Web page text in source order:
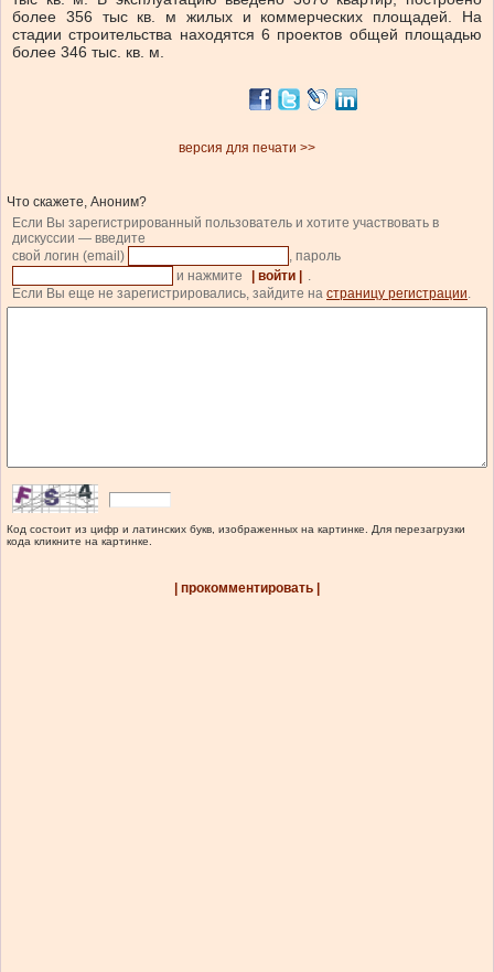
более 356 тыс кв. м жилых и коммерческих площадей. На
стадии строительства находятся 6 проектов общей площадью
более 346 тыс. кв. м.
версия для печати >>
Что скажете, Аноним?
Если Вы зарегистрированный пользователь и хотите участвовать в
дискуссии — введите
свой логин (email)
, пароль
и нажмите
| войти |
.
Если Вы еще не зарегистрировались, зайдите на страницу регистрации.
Код состоит из цифр и латинских букв, изображенных на картинке. Для перезагрузки
кода кликните на картинке.
| прокомментировать |